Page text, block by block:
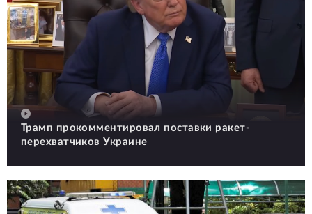
Трамп прокомментировал поставки ракет-
перехватчиков Украине